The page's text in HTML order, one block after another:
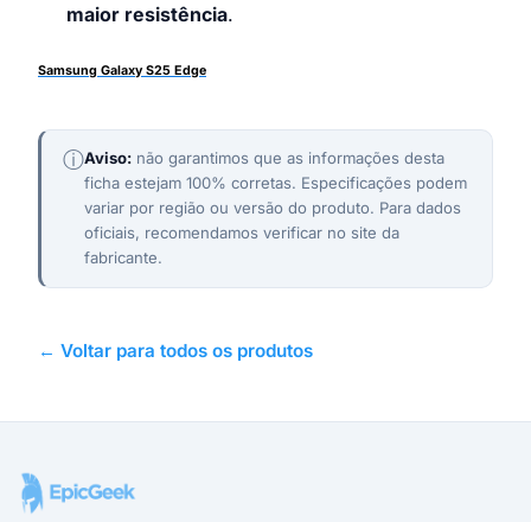
maior resistência.
Samsung Galaxy S25 Edge
ⓘAviso:não garantimos que as informações desta
ficha estejam 100% corretas. Especificações podem
variar por região ou versão do produto. Para dados
oficiais, recomendamos verificar no site da
fabricante.
← Voltar para todos os produtos